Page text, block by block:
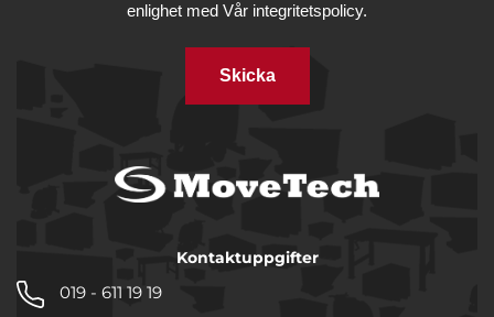
enlighet med Vår integritetspolicy.
Skicka
Kontaktuppgifter
019 - 611 19 19